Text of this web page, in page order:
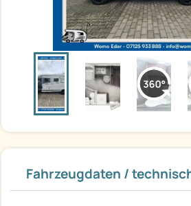
Fahrzeugdaten /